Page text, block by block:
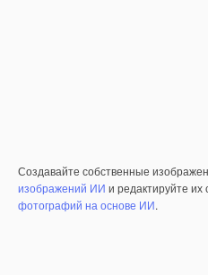
Создавайте собственные
изображений ИИ и редактируйте
фотографий на основе ИИ.